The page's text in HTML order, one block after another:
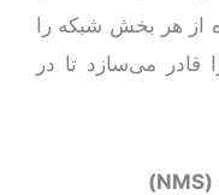
از هر بخش شبکه را
می‌سازد تا در
(
NMS
)